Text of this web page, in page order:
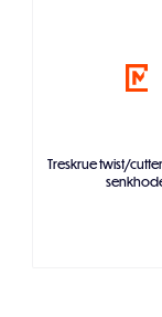
Treskrue twist/